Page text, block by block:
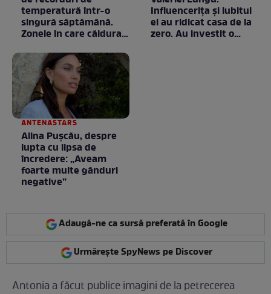
temperatură într-o
singură săptămână.
Zonele în care căldura a
neobișnuite
Influencerița și iubitul
ei au ridicat casa de la
zero. Au investit o
ANTENASTARS
Alina Pușcău, despre
lupta cu lipsa de
încredere: „Aveam
foarte multe gânduri
negative”
Adaugă-ne ca sursă preferată în Google
Urmărește SpyNews pe Discover
Antonia a făcut publice imagini de la petrecerea